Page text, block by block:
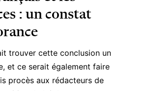
: un constat
trouver cette conclusion un
et ce serait également faire
procès aux rédacteurs de